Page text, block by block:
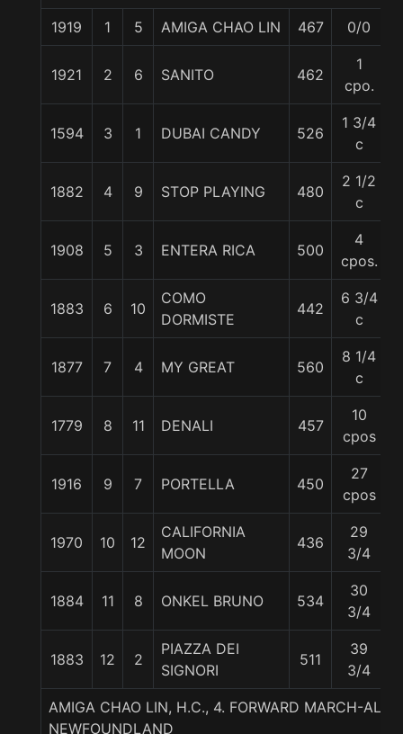
1919 1 5 AMIGA CHAO LIN 467 0/0
1921 2 6 SANITO 462
1
cpo.
1594 3 1 DUBAI CANDY 526
1 3/4
c
1882 4 9 STOP PLAYING 480
2 1/2
c
1908 5 3 ENTERA RICA 500
4
cpos.
1883 6 10
COMO
DORMISTE
442
6 3/4
c
1877 7 4 MY GREAT 560
8 1/4
c
1779 8 11 DENALI 457
10
cpos
1916 9 7 PORTELLA 450
27
cpos
1970 10 12
CALIFORNIA
MOON
436
29
3/4
1884 11 8 ONKEL BRUNO 534
30
3/4
1883 12 2
PIAZZA DEI
SIGNORI
511
39
3/4
AMIGA CHAO LIN, H.C., 4. FORWARD MARCH-
NEWFOUNDLAND